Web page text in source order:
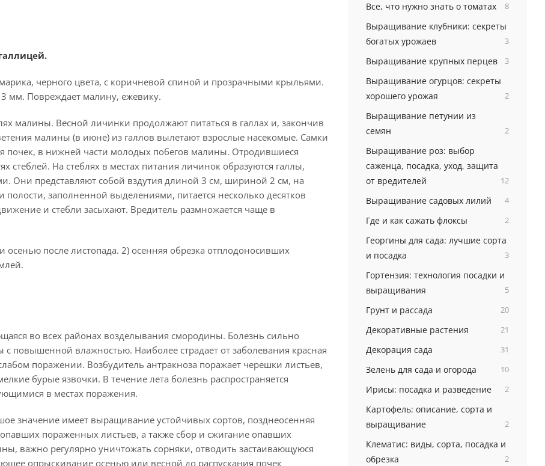
черного цвета, с коричневой спиной и прозрачными крыльями.
мм. Повреждает малину, ежевику.
малины. Весной личинки продолжают питаться в галлах и, закончив
малины (в июне) из галлов вылетают взрослые насекомые. Самки
почек, в нижней части молодых побегов малины. Отродившиеся
На стеблях в местах питания личинок образуются галлы,
Они представляют собой вздутия длиной 3 см, шириной 2 см, на
заполненной выделениями, питается несколько десятков
и стебли засыхают. Вредитель размножается чаще в
осенью после листопада. 2) осенняя обрезка отплодоносивших
во всех районах возделывания смородины. Болезнь сильно
с повышенной влажностью. Наиболее страдает от заболевания красная
поражении. Возбудитель антракноза поражает черешки листьев,
бурые язвочки. В течение лета болезнь распространяется
в местах поражения.
значение имеет выращивание устойчивых сортов, позднеосенняя
пораженных листьев, а также сбор и сжигание опавших
важно регулярно уничтожать сорняки, отводить застаивающуюся
опрыскивание осенью или весной до распускания почек
Все, что нужно знать о томатах 8
Выращивание клубники: секреты
богатых урожаев
3
Выращивание крупных перцев 3
Выращивание огурцов: секреты
хорошего урожая
2
Выращивание петунии из
семян
2
Выращивание роз: выбор
саженца, посадка, уход, защита
от вредителей
12
Выращивание садовых лилий 4
Где и как сажать флоксы 2
Георгины для сада: лучшие сорта
и посадка
3
Гортензия: технология посадки и
выращивания
5
Грунт и рассада 20
Декоративные растения 21
Декорация сада 31
Зелень для сада и огорода 10
Ирисы: посадка и разведение 2
Картофель: описание, сорта и
выращивание
2
Клематис: виды, сорта, посадка и
обрезка
2